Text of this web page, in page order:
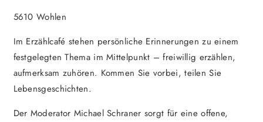
5610 Wohlen
Im Erzählcafé stehen persönliche Erinnerungen zu einem
festgelegten Thema im Mittelpunkt – freiwillig erzählen,
aufmerksam zuhören. Kommen Sie vorbei, teilen Sie
Lebensgeschichten.
Der Moderator Michael Schraner sorgt für eine offene,